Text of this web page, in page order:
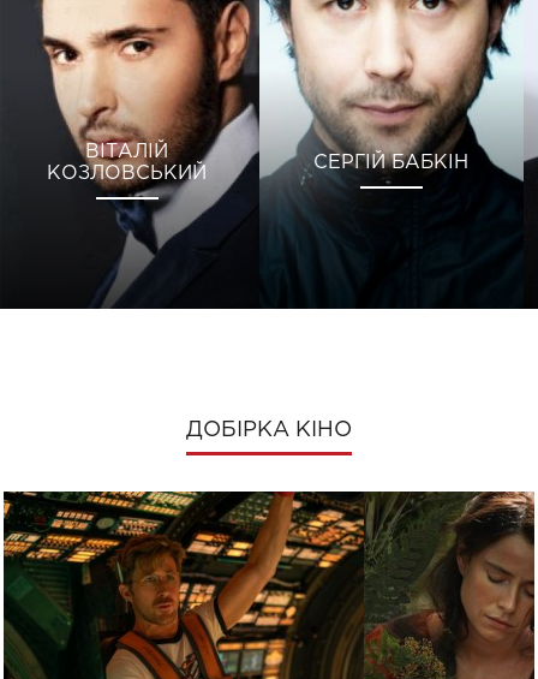
ВІТАЛІЙ
КОЗЛОВСЬКИЙ
СЕРГІЙ БАБКІН
ДОБІРКА КІНО